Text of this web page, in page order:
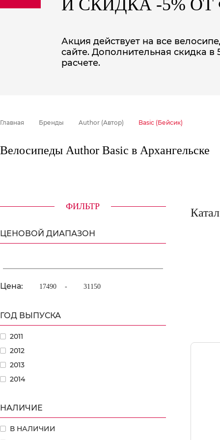
sale
И СКИДКА -5%
Акция действует на все
сайте. Дополнительная скидка
расчете.
Главная Бренды Author (Автор) Basic (Бейсик)
Велосипеды Author Basic в Архангельске
ФИЛЬТР
ЦЕНОВОЙ ДИАПАЗОН
Цена: -
ГОД ВЫПУСКА
2011
2012
2013
2014
НАЛИЧИЕ
В НАЛИЧИИ